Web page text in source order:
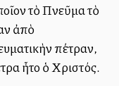
τὸ Πνεῦμα τὸ
ἀπὸ
πέτραν,
ἦτο ὁ Χριστός.